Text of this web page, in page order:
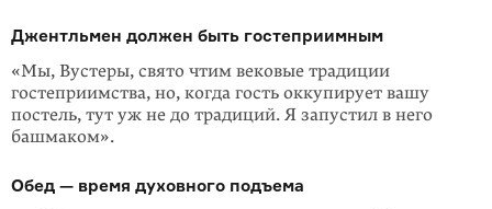
Джентльмен должен быть гостеприимным
«Мы, Вустеры, свято чтим вековые традиции
гостеприимства, но, когда гость оккупирует вашу
постель, тут уж не до традиций. Я запустил в него
башмаком».
Обед — время духовного подъема